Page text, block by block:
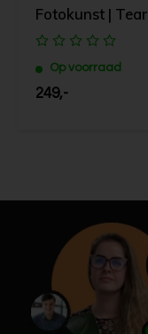
Fotokunst | Tear
Op voorraad
249,-